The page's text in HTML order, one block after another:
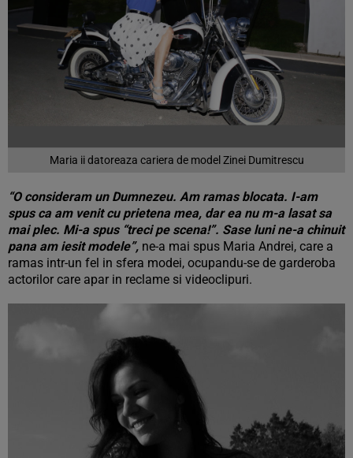
Maria ii datoreaza cariera de model Zinei Dumitrescu
“O consideram un Dumnezeu. Am ramas blocata. I-am
spus ca am venit cu prietena mea, dar ea nu m-a lasat sa
mai plec. Mi-a spus “treci pe scena!”. Sase luni ne-a chinuit
pana am iesit modele”, ne-a mai spus Maria Andrei, care a
ramas intr-un fel in sfera modei, ocupandu-se de garderoba
actorilor care apar in reclame si videoclipuri.